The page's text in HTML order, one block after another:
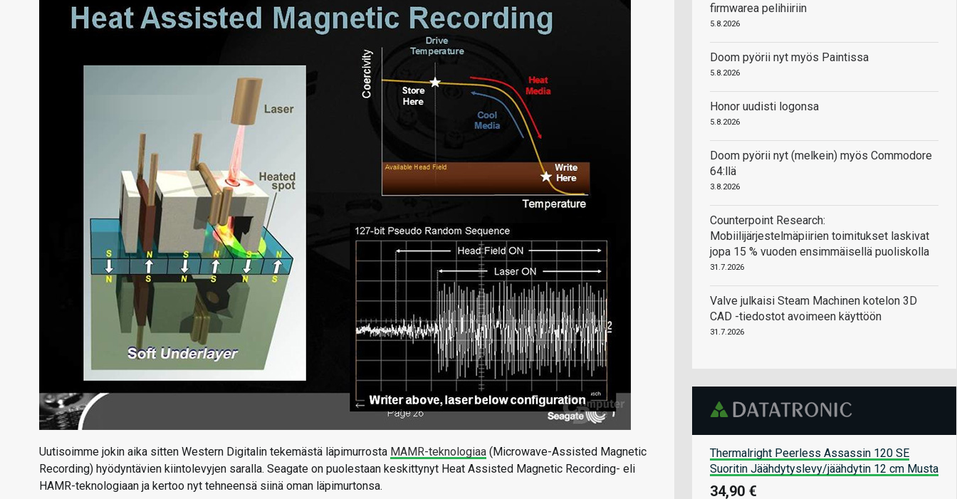
Uutisoimme jokin aika sitten Western Digitalin tekemästä läpimurrosta MAMR-teknologiaa (Microwave-Assisted Magnetic
Recording) hyödyntävien kiintolevyjen saralla. Seagate on puolestaan keskittynyt Heat Assisted Magnetic Recording- eli
HAMR-teknologiaan ja kertoo nyt tehneensä siinä oman läpimurtonsa.
firmwarea pelihiiriin
5.8.2026
Doom pyörii nyt myös Paintissa
5.8.2026
Honor uudisti logonsa
5.8.2026
Doom pyörii nyt (melkein) myös Commodore
64:llä
3.8.2026
Counterpoint Research:
Mobiilijärjestelmäpiirien toimitukset laskivat
jopa 15 % vuoden ensimmäisellä puoliskolla
31.7.2026
Valve julkaisi Steam Machinen kotelon 3D
CAD -tiedostot avoimeen käyttöön
31.7.2026
Thermalright Peerless Assassin 120 SE
Suoritin Jäähdytyslevy/jäähdytin 12 cm Musta
34,90 €